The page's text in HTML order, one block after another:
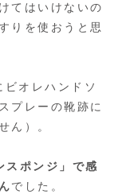
てはいけないの
りを使おうと思
オレハンドソ
プレーの靴跡に
ん）。
スポンジ」で感
でした。